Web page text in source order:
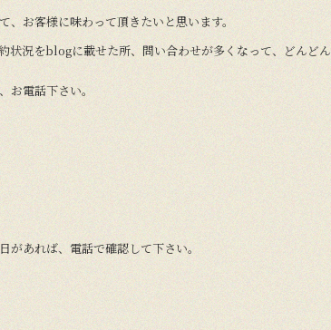
お客様に味わって頂きたいと思います。
状況をblogに載せた所、問い合わせが多くなって、どんどん
電話下さい。
あれば、電話で確認して下さい。